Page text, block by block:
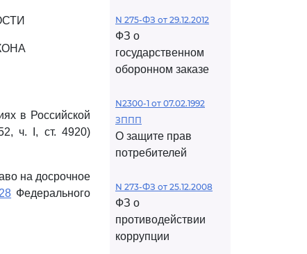
в Российской
ч. I, ст. 4920)
на досрочное
28 Федерального
N 275-ФЗ от 29.12.2012
ФЗ о
государственном
оборонном заказе
N2300-1 от 07.02.1992
ЗППП
О защите прав
потребителей
N 273-ФЗ от 25.12.2008
ФЗ о
противодействии
коррупции